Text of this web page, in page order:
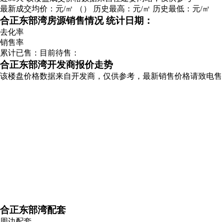
最新成交均价： 元/㎡ （ ） 历史最高： 元/㎡ 历史最低： 元/㎡
合正东部湾房源销售情况统计日期：
去化率
销售率
累计已售： 目前待售：
合正东部湾开发商报价走势
该楼盘价格数据来自开发商，仅供参考，最新销售价格请致电
合正东部湾配套